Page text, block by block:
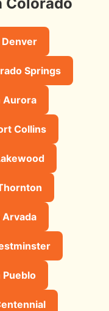
Springs
Aurora
Collins
Arvada
Pueblo